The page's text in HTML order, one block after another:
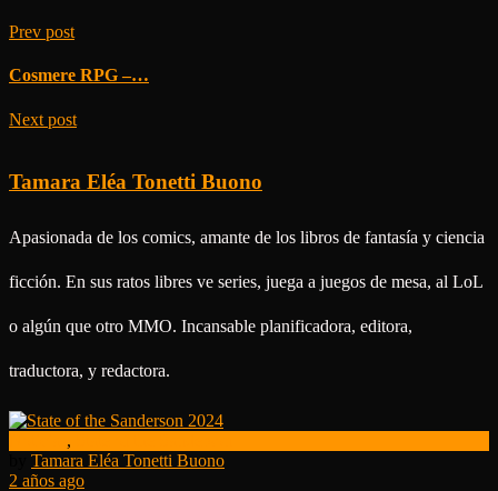
Prev post
Cosmere RPG –…
Next post
Tamara Eléa Tonetti Buono
Apasionada de los comics, amante de los libros de fantasía y ciencia
ficción. En sus ratos libres ve series, juega a juegos de mesa, al LoL
o algún que otro MMO. Incansable planificadora, editora,
traductora, y redactora.
,
Tamara Eléa Tonetti Buono
2 años ago